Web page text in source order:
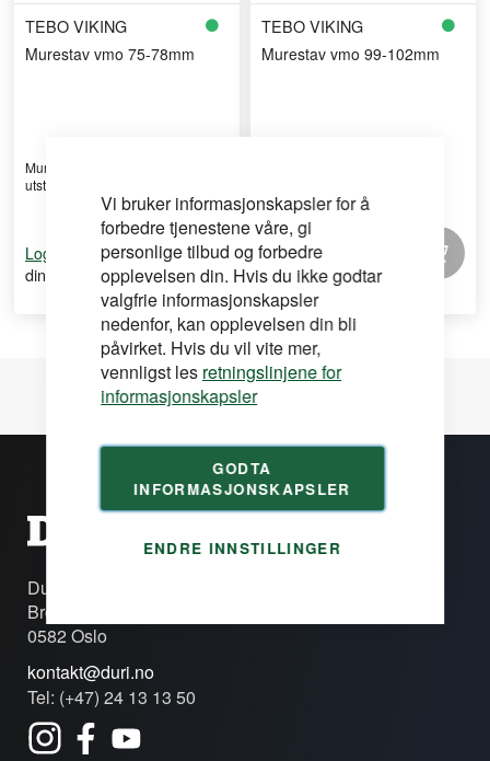
Vi bruker informasjonskapsler for å
forbedre tjenestene våre, gi
personlige tilbud og forbedre
opplevelsen din. Hvis du ikke godtar
valgfrie informasjonskapsler
nedenfor, kan opplevelsen din bli
påvirket. Hvis du vil vite mer,
vennligst les retningslinjene for
informasjonskapsler
GODTA
INFORMASJONSKAPSLER
ENDRE INNSTILLINGER
TEBO VIKING
Murestav vmo 75-78mm
Murestav i aluminium med
utstansede skiftehøyder, 2 ...
Logg inn
for å se
din pris
TEBO VIKING
Murestav vmo 99-102mm
Logg inn
din pris
Duri Fagprofil AS
Brobekkveien 80c
0582 Oslo
kontakt@duri.no
Tel: (+47) 24 13 13 50